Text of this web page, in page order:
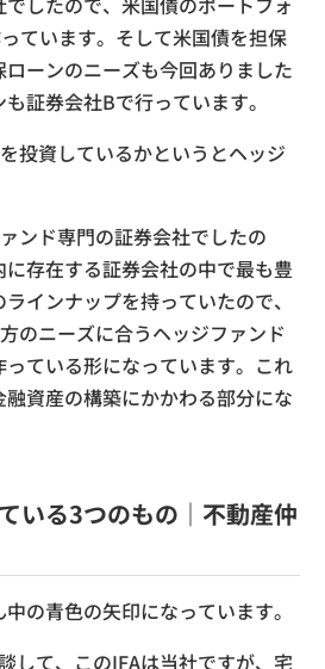
ています。そして米国債を担保
ーンのニーズも今回ありました
証券会社Bで行っています。
投資しているかというとヘッジ
ンド専門の証券会社でしたの
存在する証券会社の中で最も豊
インナップを持っていたので、
のニーズに合うヘッジファンド
ている形になっています。これ
資産の構築にかかわる部分にな
いる3つのもの｜不動産仲
中の青色の矢印になっています。
して、このIFAは当社ですが、宅